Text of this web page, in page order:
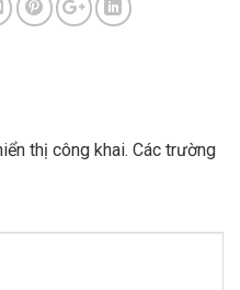
thị công khai. Các trường